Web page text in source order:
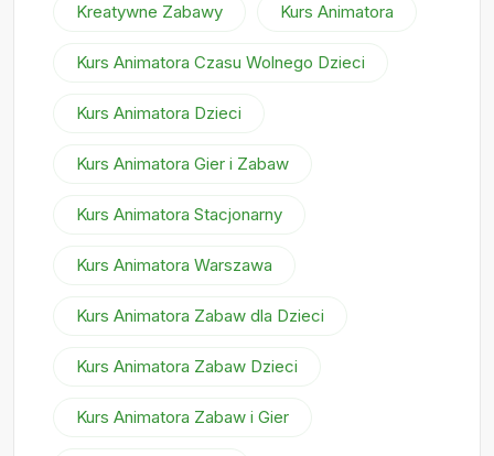
Kreatywne Zabawy Kurs Animatora
Kurs Animatora Czasu Wolnego Dzieci
Kurs Animatora Dzieci
Kurs Animatora Gier i Zabaw
Kurs Animatora Stacjonarny
Kurs Animatora Warszawa
Kurs Animatora Zabaw dla Dzieci
Kurs Animatora Zabaw Dzieci
Kurs Animatora Zabaw i Gier